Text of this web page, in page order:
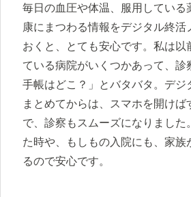
毎日の血圧や体温、服用している
康にまつわる情報をデジタル終活
おくと、とても安心です。私は以
ている病院がいくつかあって、診
手帳はどこ？」とバタバタ。デジ
まとめてからは、スマホを開けば
で、診察もスムーズになりました
た時や、もしもの入院にも、家族
るので安心です。